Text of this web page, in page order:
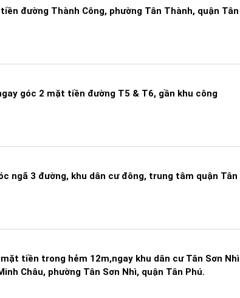
đường Thành Công, phường Tân Thành, quận Tân
góc 2 mặt tiền đường T5 & T6, gần khu công
ngã 3 đường, khu dân cư đông, trung tâm quận Tân
tiền trong hẻm 12m,ngay khu dân cư Tân Sơn Nhì
Châu, phường Tân Sơn Nhì, quận Tân Phú.